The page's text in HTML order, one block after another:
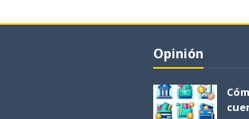
Opinión